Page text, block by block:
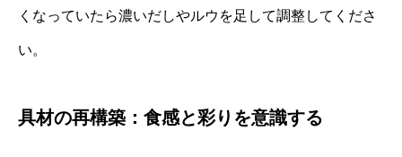
くなっていたら濃いだしやルウを足して調整してくださ
い。
具材の再構築：食感と彩りを意識する